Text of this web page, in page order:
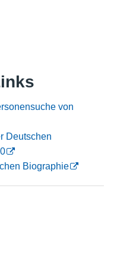
von
Deutschen
Biographie